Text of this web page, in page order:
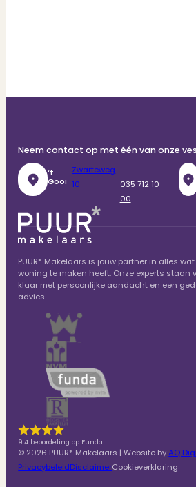
Neem contact op met één van onze
‘t
Gooi
Zwarteweg
10
035 712 10
00
PUUR* Makelaars is jouw partner in alles
woning te maken heeft. Onze experts staan
klaar met persoonlijke aandacht en een
advies.
9.4 beoordeling op Funda
© 2026 PUUR* Makelaars | Website byAQ
PrivacybeleidDisclaimerCookieverklaring